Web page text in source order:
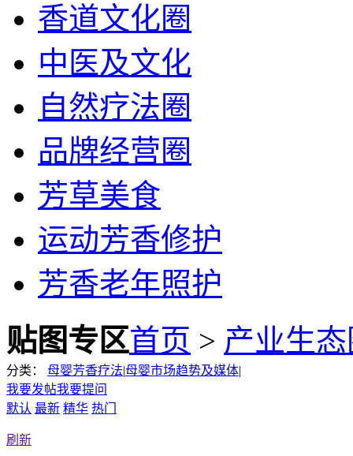
香道文化圈
中医及文化
自然疗法圈
品牌经营圈
芳草美食
运动芳香修护
芳香老年照护
贴图专区首页 > 产业生
分类： 母婴芳香疗法|母婴市场趋势及媒体|
我要发帖我要提问
默认 最新 精华 热门
刷新